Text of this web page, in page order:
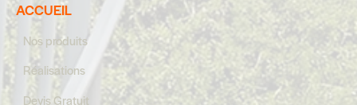
ACCUEIL
Nos produits
Réalisations
Devis Gratuit